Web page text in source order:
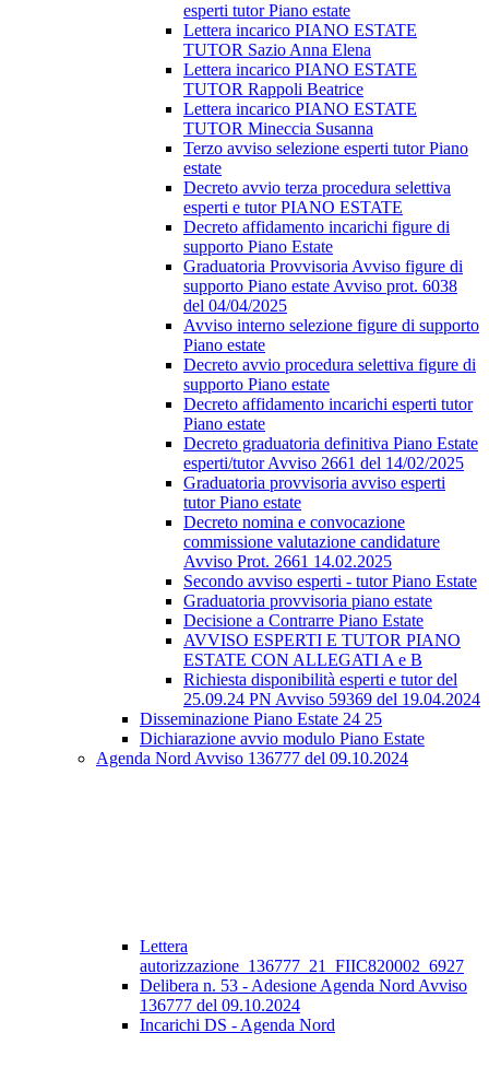
esperti tutor Piano estate
Lettera incarico PIANO ESTATE
TUTOR Sazio Anna Elena
Lettera incarico PIANO ESTATE
TUTOR Rappoli Beatrice
Lettera incarico PIANO ESTATE
TUTOR Mineccia Susanna
Terzo avviso selezione esperti tutor Piano
estate
Decreto avvio terza procedura selettiva
esperti e tutor PIANO ESTATE
Decreto affidamento incarichi figure di
supporto Piano Estate
Graduatoria Provvisoria Avviso figure di
supporto Piano estate Avviso prot. 6038
del 04/04/2025
Avviso interno selezione figure di supporto
Piano estate
Decreto avvio procedura selettiva figure di
supporto Piano estate
Decreto affidamento incarichi esperti tutor
Piano estate
Decreto graduatoria definitiva Piano Estate
esperti/tutor Avviso 2661 del 14/02/2025
Graduatoria provvisoria avviso esperti
tutor Piano estate
Decreto nomina e convocazione
commissione valutazione candidature
Avviso Prot. 2661 14.02.2025
Secondo avviso esperti - tutor Piano Estate
Graduatoria provvisoria piano estate
Decisione a Contrarre Piano Estate
AVVISO ESPERTI E TUTOR PIANO
ESTATE CON ALLEGATI A e B
Richiesta disponibilità esperti e tutor del
25.09.24 PN Avviso 59369 del 19.04.2024
Disseminazione Piano Estate 24 25
Dichiarazione avvio modulo Piano Estate
Agenda Nord Avviso 136777 del 09.10.2024
Lettera
autorizzazione_136777_21_FIIC820002_6927
Delibera n. 53 - Adesione Agenda Nord Avviso
136777 del 09.10.2024
Incarichi DS - Agenda Nord